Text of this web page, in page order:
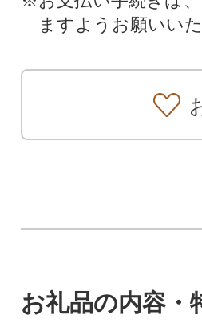
ますようお願いいた
お礼品の内容・